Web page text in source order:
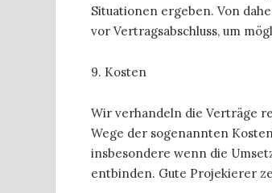
Situationen ergeben. Von
vor Vertragsabschluss, um
9. Kosten
Wir verhandeln die Verträge
Wege der sogenannten
insbesondere wenn die
entbinden. Gute Projekierer